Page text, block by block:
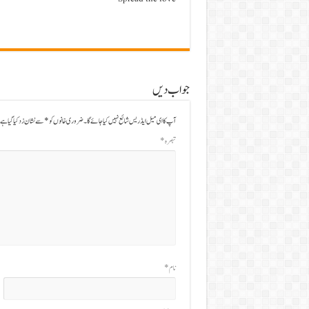
جواب دیں
آپ کا ای میل ایڈریس شائع نہیں کیا جائے گا۔ضروری خانوں کو*سے نشان زد کیا گیا ہے
تبصرہ*
نام*